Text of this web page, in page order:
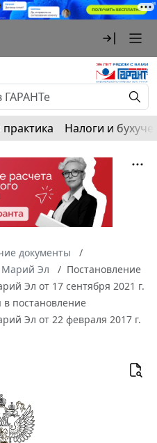
Налоги и
документы
Марий Эл
Постановление
Эл от 17 сентября 2021 г.
постановление
Эл от 22 февраля 2017 г.